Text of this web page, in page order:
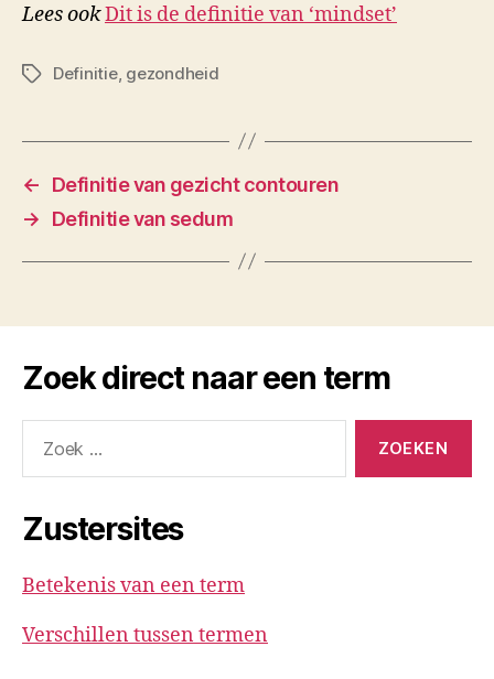
Lees ookDit is de definitie van ‘mindset’
TagsDefinitie, gezondheid
←
Definitie van gezicht contouren
→
Definitie van sedum
Zoek direct naar een term
naar:
Zustersites
Betekenis van een term
Verschillen tussen termen